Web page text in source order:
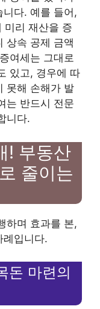
니다. 예를 들어,
미리 재산을 증
상속 공제 금액
여세는 그대로
있고, 경우에 따
못해 손해가 발
는 반드시 전문
니다.
! 부동산
줄이는
하며 효과를 본,
례입니다.
돈 마련의